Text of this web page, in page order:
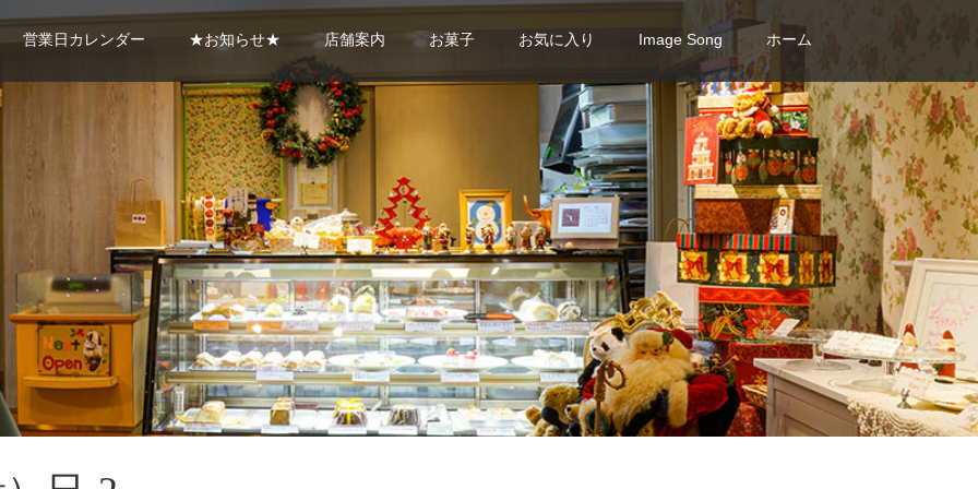
営業日カレンダー ★お知らせ★ 店舗案内 お菓子 お気に入り Image Song ホーム